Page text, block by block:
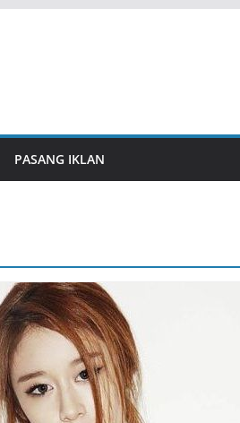
PASANG IKLAN